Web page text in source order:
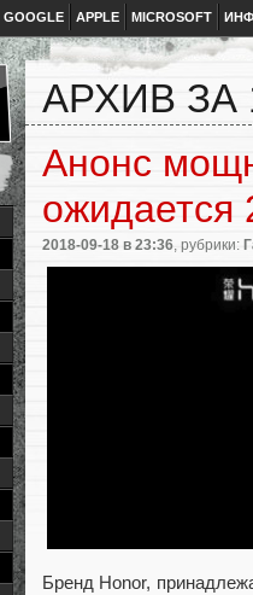
GOOGLE APPLE MICROSOFT
АРХИВ ЗА
Анонс
ожидается
2018-09-18 в 23:36, рубрики:
Бренд Honor,